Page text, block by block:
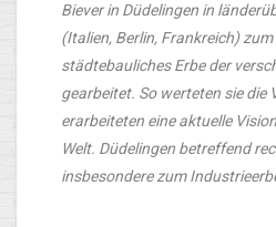
Biever in Düdelingen in
(Italien, Berlin, Frankreich)
städtebauliches Erbe der
gearbeitet. So werteten sie die
erarbeiteten eine aktuelle
Welt. Düdelingen betreffend
insbesondere zum